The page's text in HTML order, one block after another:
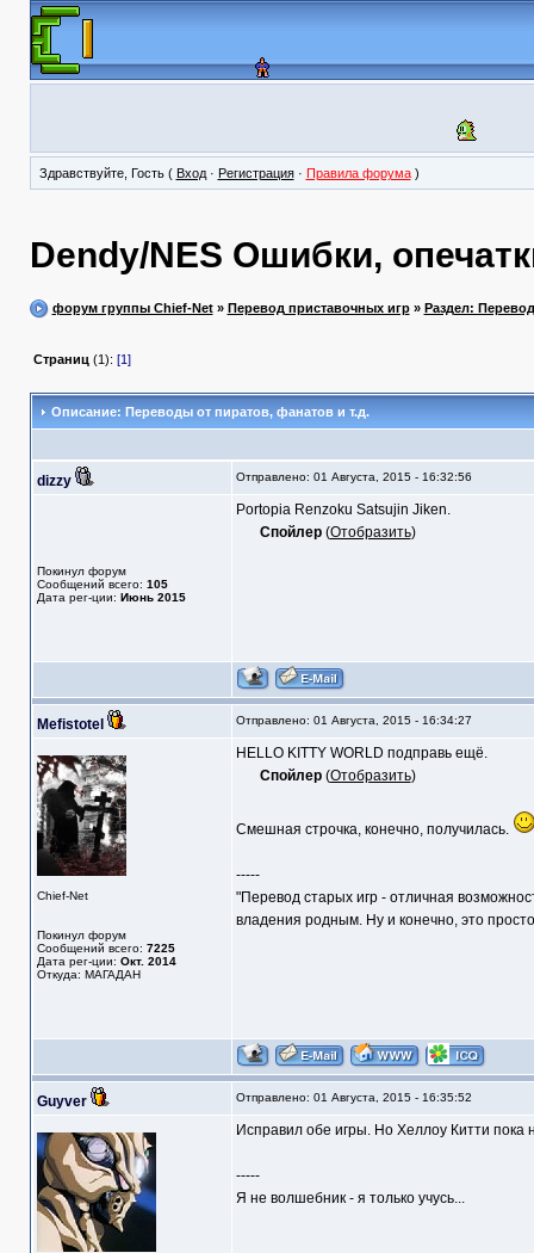
Здравствуйте, Гость ( Вход· Регистрация· Правила форума)
Dendy/NES Ошибки,
форум группы Chief-Net» Перевод приставочных игр» Раздел:
Страниц (1): [1]
Описание: Переводы от пиратов, фанатов и т.д.
dizzy Отправлено: 01 Августа, 2015 - 16:32:56
Покинул форум
Сообщений всего: 105
Дата рег-ции: Июнь 2015
Portopia Renzoku Satsujin Jiken.
Спойлер (Отобразить)
Mefistotel Отправлено: 01 Августа, 2015 - 16:34:27
Chief-Net
Покинул форум
Сообщений всего: 7225
Дата рег-ции: Окт. 2014
Откуда: МАГАДАН
HELLO KITTY WORLD подправь ещё.
Спойлер (Отобразить)
Смешная строчка, конечно, получилась.
-----
"Перевод старых игр - отличная
владения родным. Ну и конечно, это
Guyver Отправлено: 01 Августа, 2015 - 16:35:52
Исправил обе игры. Но Хеллоу Китти пока
-----
Я не волшебник - я только учусь...